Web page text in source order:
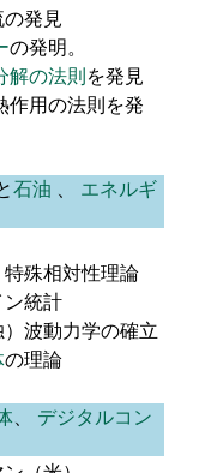
発見
の発明。
解の法則を発見
作用の法則を発
石油 、 エネルギ
殊相対性理論
統計
波動力学の確立
の理論
、 デジタルコン